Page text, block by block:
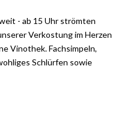
- ab 15 Uhr strömten
Verkostung im Herzen
Vinothek. Fachsimpeln,
Schlürfen sowie